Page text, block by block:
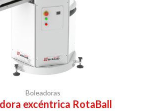
Boleadoras
excéntrica RotaBall